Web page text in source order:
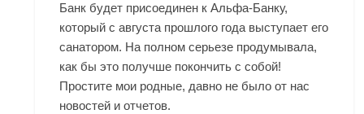
Банк будет присоединен к Альфа-Банку,
который с августа прошлого года выступает его
санатором. На полном серьезе продумывала,
как бы это получше покончить с собой!
Простите мои родные, давно не было от нас
новостей и отчетов.